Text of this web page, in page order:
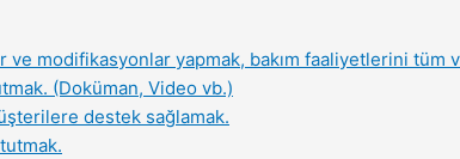
modifikasyonlar yapmak, bakım faaliyetlerini tüm
(Doküman, Video vb.)
destek sağlamak.